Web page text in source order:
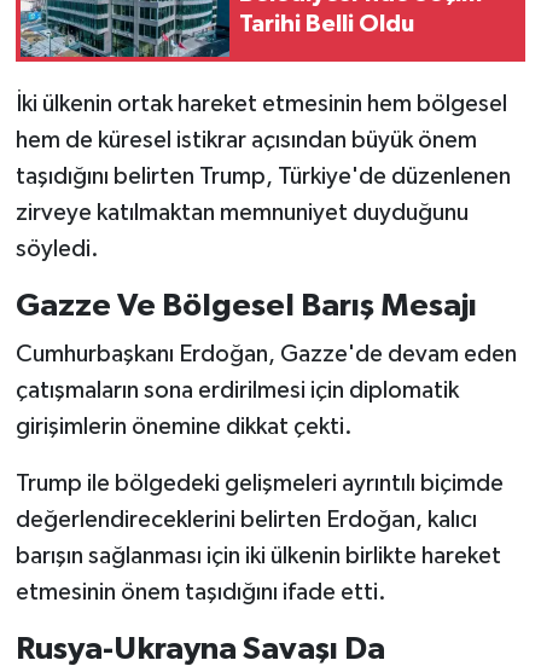
Tarihi Belli Oldu
İki ülkenin ortak hareket etmesinin hem bölgesel
hem de küresel istikrar açısından büyük önem
taşıdığını belirten Trump, Türkiye'de düzenlenen
zirveye katılmaktan memnuniyet duyduğunu
söyledi.
Gazze Ve Bölgesel Barış Mesajı
Cumhurbaşkanı Erdoğan, Gazze'de devam eden
çatışmaların sona erdirilmesi için diplomatik
girişimlerin önemine dikkat çekti.
Trump ile bölgedeki gelişmeleri ayrıntılı biçimde
değerlendireceklerini belirten Erdoğan, kalıcı
barışın sağlanması için iki ülkenin birlikte hareket
etmesinin önem taşıdığını ifade etti.
Rusya-Ukrayna Savaşı Da